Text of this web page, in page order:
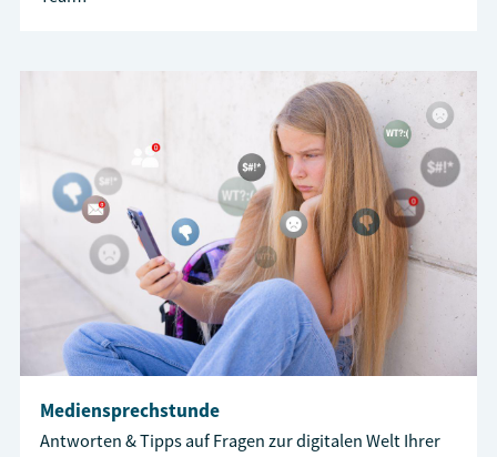
Mediensprechstunde
Antworten & Tipps auf Fragen zur digitalen Welt Ihrer